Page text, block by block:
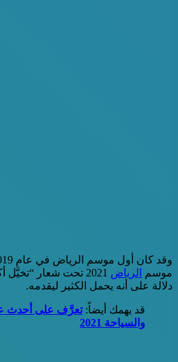
موسم
الرياض
دلالة على أنه يحمل الكثير ليقدمه.
قد يهمك أيضاً:تعرَّف على أحدث
والسياحة 2021